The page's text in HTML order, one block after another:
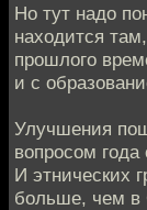
Но тут надо
находится
прошлого
и с
Улучшения
вопросом года
И этнических
больше, чем